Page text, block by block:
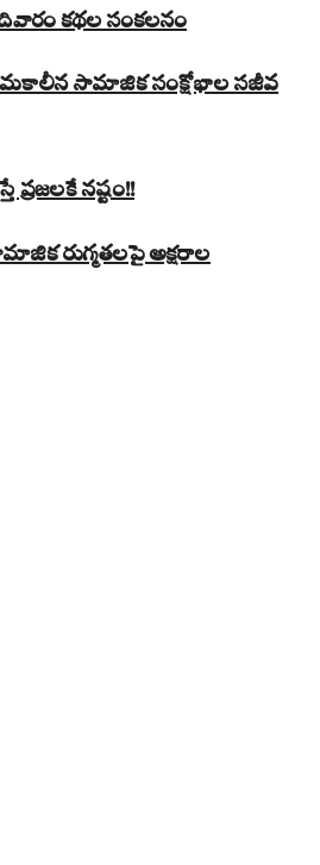
కథల సంకలనం
సమకాలీన సామాజిక సంక్షోభాల సజీవ
నష్టం!!
రుగ్మతలపై అక్షరాల